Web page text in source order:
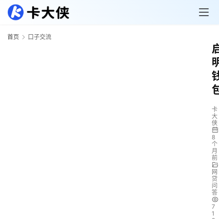
首页 口子交流
卡
大
侠
8
个
月
前
网
贷
问
答
7
1